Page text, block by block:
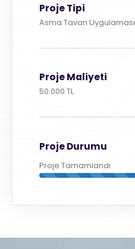
Proje Tipi
Asma Tavan Uygulaması
Proje Maliyeti
50.000 TL
Proje Durumu
Proje Tamamlandı